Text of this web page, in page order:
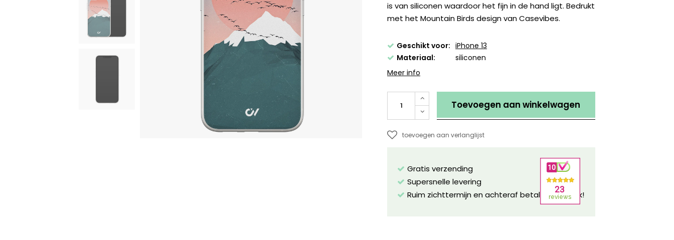
is van siliconen waardoor het fijn in de hand ligt. Bedrukt
met het Mountain Birds design van Casevibes.
Geschikt voor: iPhone 13
Materiaal:
siliconen
Meer info
Toevoegen aan winkelwagen
toevoegen aan verlanglijst
Gratis verzending
Supersnelle levering
Ruim zichttermijn en achteraf betalen mogelijk!